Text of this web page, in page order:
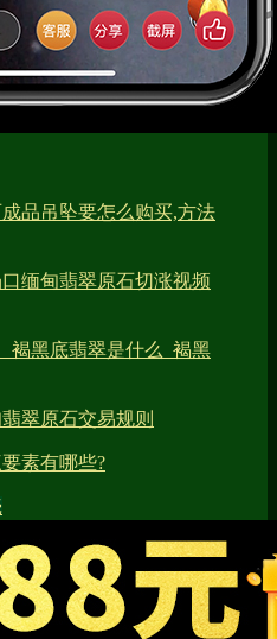
品吊坠要怎么购买,方法
缅甸翡翠原石切涨视频
褐黑底翡翠是什么_褐黑
翠原石交易规则
素有哪些?